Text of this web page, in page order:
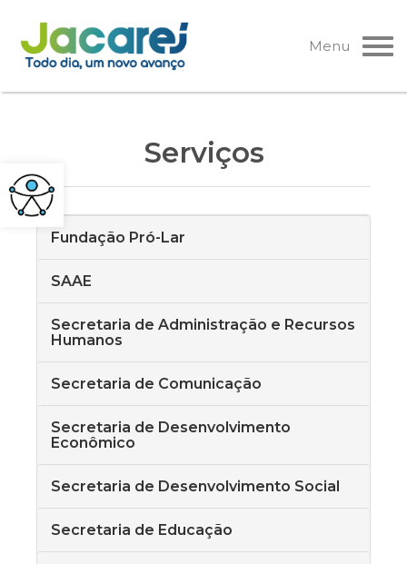
Pular
para
o
Menu
Serviços
Fundação Pró-Lar
SAAE
Secretaria de Administração e Recursos
Humanos
Secretaria de Comunicação
Secretaria de Desenvolvimento
Econômico
Secretaria de Desenvolvimento Social
Secretaria de Educação